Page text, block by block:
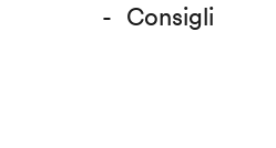
Consigli